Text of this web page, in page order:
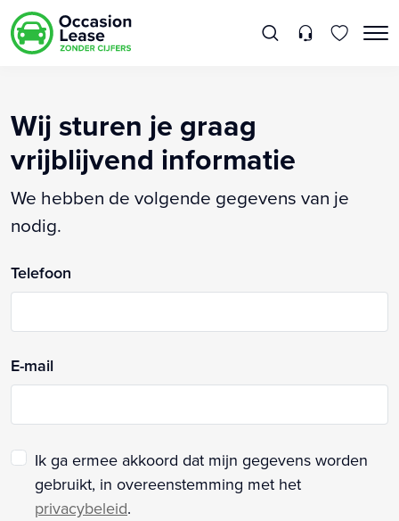
Wij sturen je graag
vrijblijvend informatie
We hebben de volgende gegevens van je
nodig.
Telefoon
E-mail
Ik ga ermee akkoord dat mijn gegevens worden
gebruikt, in overeenstemming met het
privacybeleid.